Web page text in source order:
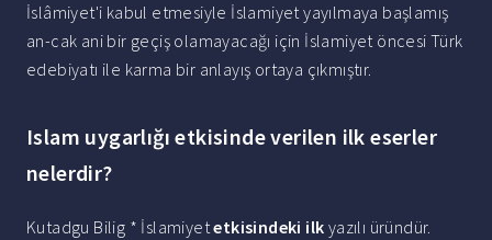
İslâmiyet'i kabul etmesiyle İslamiyet yayılmaya başlamış
an-cak ani bir geçiş olamayacağı için İslamiyet öncesi Türk
edebiyatı ile karma bir anlayış ortaya çıkmıştır.
Islam uygarlığı etkisinde verilen ilk eserler
nelerdir?
Kutadgu Bilig * İslamiyetetkisindeki ilk yazılı üründür.